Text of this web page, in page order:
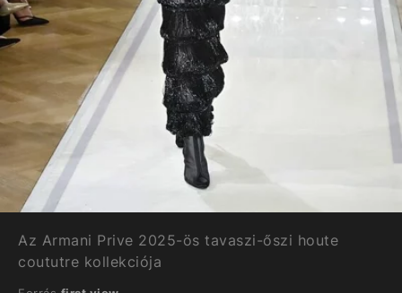
Az Armani Prive 2025-ös tavaszi-őszi houte
coututre kollekciója